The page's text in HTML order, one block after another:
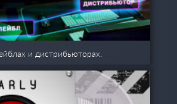
и дистрибьюторах.